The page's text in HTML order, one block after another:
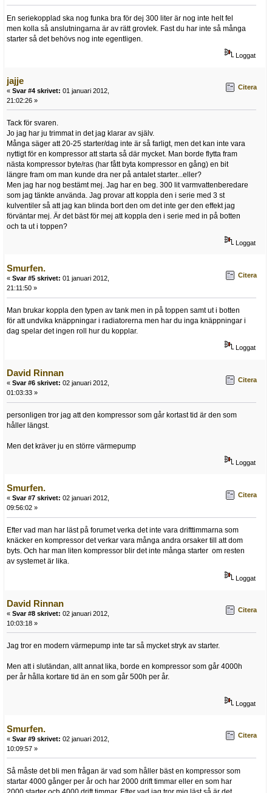
En seriekopplad ska nog funka bra för dej 300 liter är nog inte helt fel
men kolla så anslutningarna är av rätt grovlek. Fast du har inte så många
starter så det behövs nog inte egentligen.
Loggat
jajje
« Svar #4 skrivet: 01 januari 2012,
21:02:26 »
Citera
Tack för svaren.
Jo jag har ju trimmat in det jag klarar av själv.
Många säger att 20-25 starter/dag inte är så farligt, men det kan inte vara
nyttigt för en kompressor att starta så där mycket. Man borde flytta fram
nästa kompressor byte/ras (har fått byta kompressor en gång) en bit
längre fram om man kunde dra ner på antalet starter...eller?
Men jag har nog bestämt mej. Jag har en beg. 300 lit varmvattenberedare
som jag tänkte använda. Jag provar att koppla den i serie med 3 st
kulventiler så att jag kan blinda bort den om det inte ger den effekt jag
förväntar mej. Är det bäst för mej att koppla den i serie med in på botten
och ta ut i toppen?
Loggat
Smurfen.
« Svar #5 skrivet: 01 januari 2012,
21:11:50 »
Citera
Man brukar koppla den typen av tank men in på toppen samt ut i botten
för att undvika knäppningar i radiatorerna men har du inga knäppningar i
dag spelar det ingen roll hur du kopplar.
Loggat
David Rinnan
« Svar #6 skrivet: 02 januari 2012,
01:03:33 »
Citera
personligen tror jag att den kompressor som går kortast tid är den som
håller längst.
Men det kräver ju en större värmepump
Loggat
Smurfen.
« Svar #7 skrivet: 02 januari 2012,
09:56:02 »
Citera
Efter vad man har läst på forumet verka det inte vara drifttimmarna som
knäcker en kompressor det verkar vara många andra orsaker till att dom
byts. Och har man liten kompressor blir det inte många starter om resten
av systemet är lika.
Loggat
David Rinnan
« Svar #8 skrivet: 02 januari 2012,
10:03:18 »
Citera
Jag tror en modern värmepump inte tar så mycket stryk av starter.
Men att i slutändan, allt annat lika, borde en kompressor som går 4000h
per år hålla kortare tid än en som går 500h per år.
Loggat
Smurfen.
« Svar #9 skrivet: 02 januari 2012,
10:09:57 »
Citera
Så måste det bli men frågan är vad som håller bäst en kompressor som
startar 4000 gånger per år och har 2000 drift timmar eller en som har